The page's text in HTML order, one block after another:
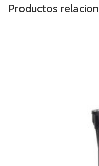
Productos